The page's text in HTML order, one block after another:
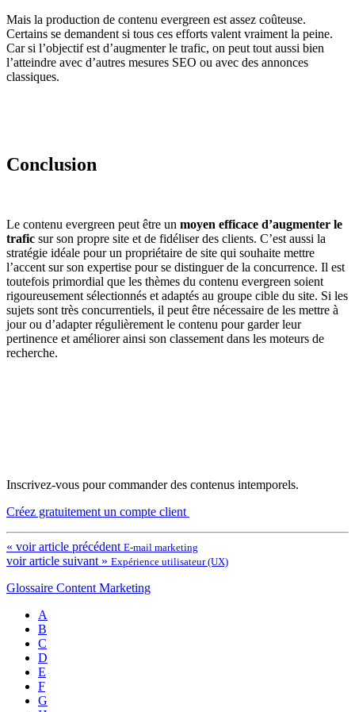
Mais la production de contenu evergreen est assez coûteuse.
Certains se demandent si tous ces efforts valent vraiment la peine.
Car si l’objectif est d’augmenter le trafic, on peut tout aussi bien
l’atteindre avec d’autres mesures SEO ou avec des annonces
classiques.
Conclusion
Le contenu evergreen peut être un moyen efficace d’augmenter le
trafic sur son propre site et de fidéliser des clients. C’est aussi la
stratégie idéale pour un propriétaire de site qui souhaite mettre
l’accent sur son expertise pour se distinguer de la concurrence. Il est
toutefois primordial que les thèmes du contenu evergreen soient
rigoureusement sélectionnés et adaptés au groupe cible du site. Si les
sujets sont très concurrentiels, il peut être nécessaire de les mettre à
jour ou d’adapter régulièrement le contenu pour garder leur
pertinence et améliorer ainsi son classement dans les moteurs de
recherche.
Inscrivez-vous pour commander des contenus intemporels.
Créez gratuitement un compte client
« voir article précédent E-mail marketing
voir article suivant » Expérience utilisateur (UX)
Glossaire Content Marketing
A
B
C
D
E
F
G